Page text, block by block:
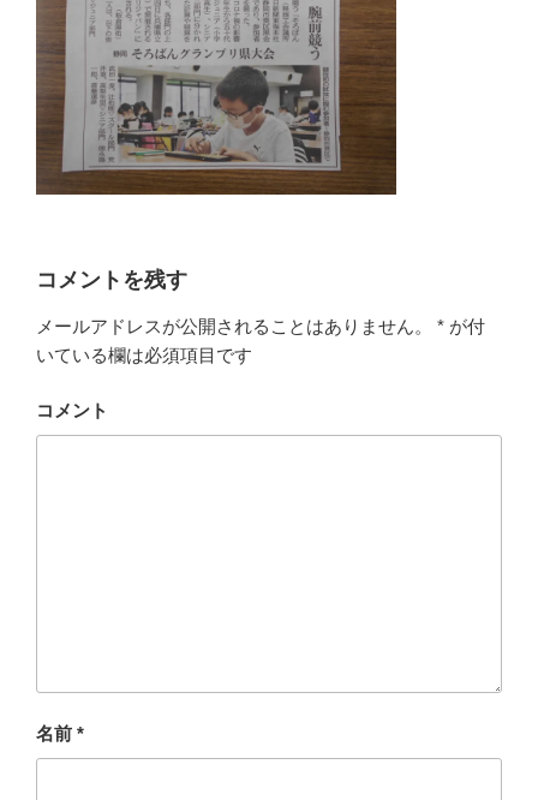
コメントを残す
メールアドレスが公開されることはありません。 * が付
いている欄は必須項目です
コメント
名前 *